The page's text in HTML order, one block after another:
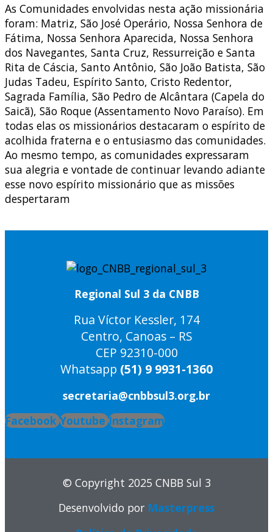
As Comunidades envolvidas nesta ação missionária
foram: Matriz, São José Operário, Nossa Senhora de
Fátima, Nossa Senhora Aparecida, Nossa Senhora
dos Navegantes, Santa Cruz, Ressurreição e Santa
Rita de Cáscia, Santo Antônio, São João Batista, São
Judas Tadeu, Espírito Santo, Cristo Redentor,
Sagrada Família, São Pedro de Alcântara (Capela do
Saicã), São Roque (Assentamento Novo Paraíso). Em
todas elas os missionários destacaram o espírito de
acolhida fraterna e o entusiasmo das comunidades.
Ao mesmo tempo, as comunidades expressaram
sua alegria e vontade de continuar levando adiante
esse novo espírito missionário que as missões
despertaram
Regional Sul 3 da CNBB
Rua Víctor Kessler, 174
Centro, Canoas – RS
CEP 92310-000
Whatsapp (51) 9 9931-1360
secretaria@cnbbsul3.org.br
Facebook Youtube Instagram
© Copyright 2025 CNBB Sul 3
Desenvolvido por Masterpress